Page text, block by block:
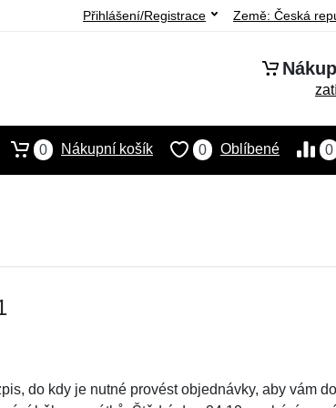
Země: Česká
Přihlášení/Registrace
0
0 Oblíbené
0 Nákupní košík
do kdy je nutné provést objednávky, aby vám